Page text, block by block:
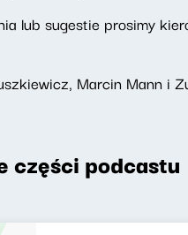
lub sugestie prosimy
Marcin Mann i
części podcastu